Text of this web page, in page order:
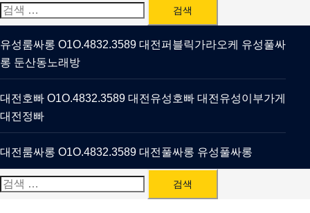
검
색:
유성룸싸롱 O1O.4832.3589 대전퍼블릭가라오케 유성풀싸
롱 둔산동노래방
대전호빠 O1O.4832.3589 대전유성호빠 대전유성이부가게
대전정빠
대전룸싸롱 O1O.4832.3589 대전풀싸롱 유성풀싸롱
검